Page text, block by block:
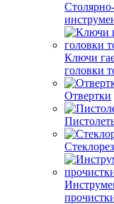
Ключи
головки
Отвертки